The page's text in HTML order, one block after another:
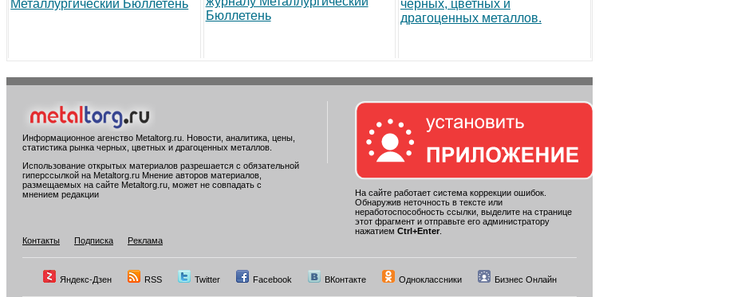
Металлургический Бюллетень
Бюллетень
черных, цветных и
драгоценных металлов.
Информационное агенство Metaltorg.ru. Новости, аналитика, цены,
статистика рынка черных, цветных и драгоценных металлов.
Использование открытых материалов разрешается с обязательной
гиперссылкой на Metaltorg.ru Мнение авторов материалов,
размещаемых на сайте Metaltorg.ru, может не совпадать с
мнением редакции
На сайте работает система коррекции ошибок.
Обнаружив неточность в тексте или
неработоспособность ссылки, выделите на странице
этот фрагмент и отправьте его администратору
нажатием Ctrl+Enter
Контакты
Подписка Реклама
Яндекс-Дзен RSS Twitter Facebook ВКонтакте Одноклассники Бизнес Онлайн